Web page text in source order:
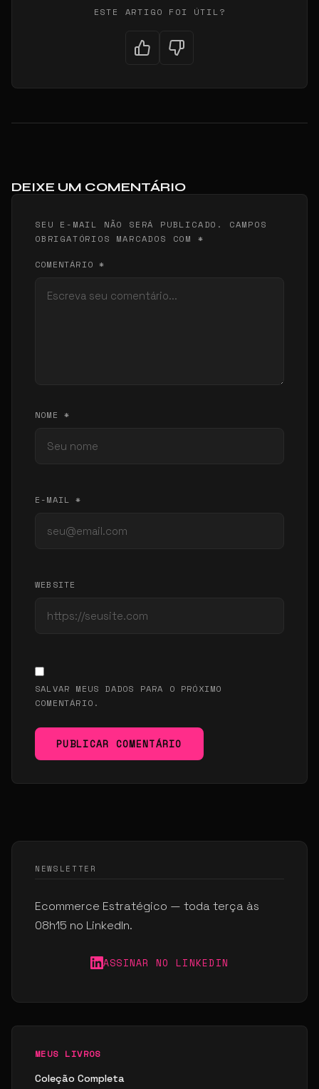
ESTE ARTIGO FOI ÚTIL?
DEIXE UM COMENTÁRIO
SEU E-MAIL NÃO SERÁ PUBLICADO. CAMPOS
OBRIGATÓRIOS MARCADOS COM *
COMENTÁRIO *
NOME *
E-MAIL *
WEBSITE
SALVAR MEUS DADOS PARA O PRÓXIMO
COMENTÁRIO.
PUBLICAR COMENTÁRIO
NEWSLETTER
Ecommerce Estratégico — toda terça às
08h15 no LinkedIn.
ASSINAR NO LINKEDIN
MEUS LIVROS
Coleção Completa